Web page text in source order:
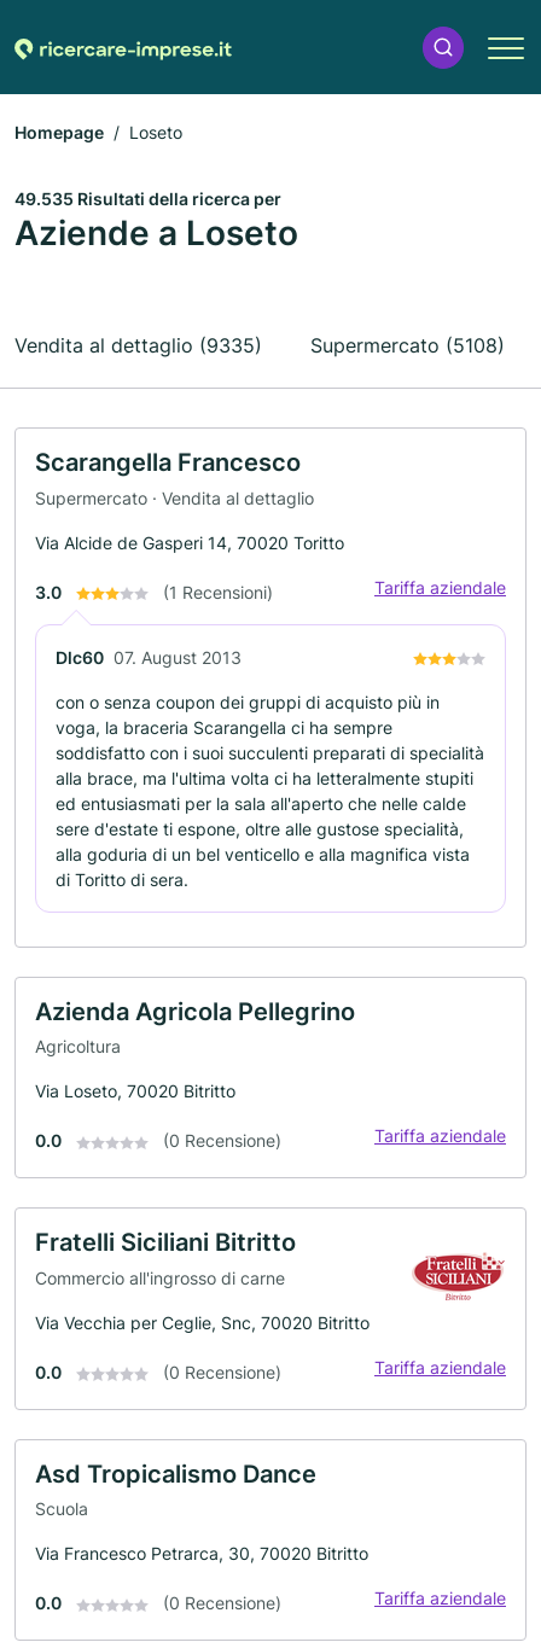
Homepage Loseto
49.535 Risultati della ricerca per
Aziende a Loseto
Vendita al dettaglio (9335) Supermercato (5108)
Scarangella Francesco
Supermercato · Vendita al dettaglio
Via Alcide de Gasperi 14, 70020 Toritto
3.0 (1 Recensioni) Tariffa aziendale
Dlc60 07. August 2013
con o senza coupon dei gruppi di acquisto più in
voga, la braceria Scarangella ci ha sempre
soddisfatto con i suoi succulenti preparati di specialità
alla brace, ma l'ultima volta ci ha letteralmente stupiti
ed entusiasmati per la sala all'aperto che nelle calde
sere d'estate ti espone, oltre alle gustose specialità,
alla goduria di un bel venticello e alla magnifica vista
di Toritto di sera.
Azienda Agricola Pellegrino
Agricoltura
Via Loseto, 70020 Bitritto
0.0 (0 Recensione) Tariffa aziendale
Fratelli Siciliani Bitritto
Commercio all'ingrosso di carne
Via Vecchia per Ceglie, Snc, 70020 Bitritto
0.0 (0 Recensione) Tariffa aziendale
Asd Tropicalismo Dance
Scuola
Via Francesco Petrarca, 30, 70020 Bitritto
0.0 (0 Recensione) Tariffa aziendale